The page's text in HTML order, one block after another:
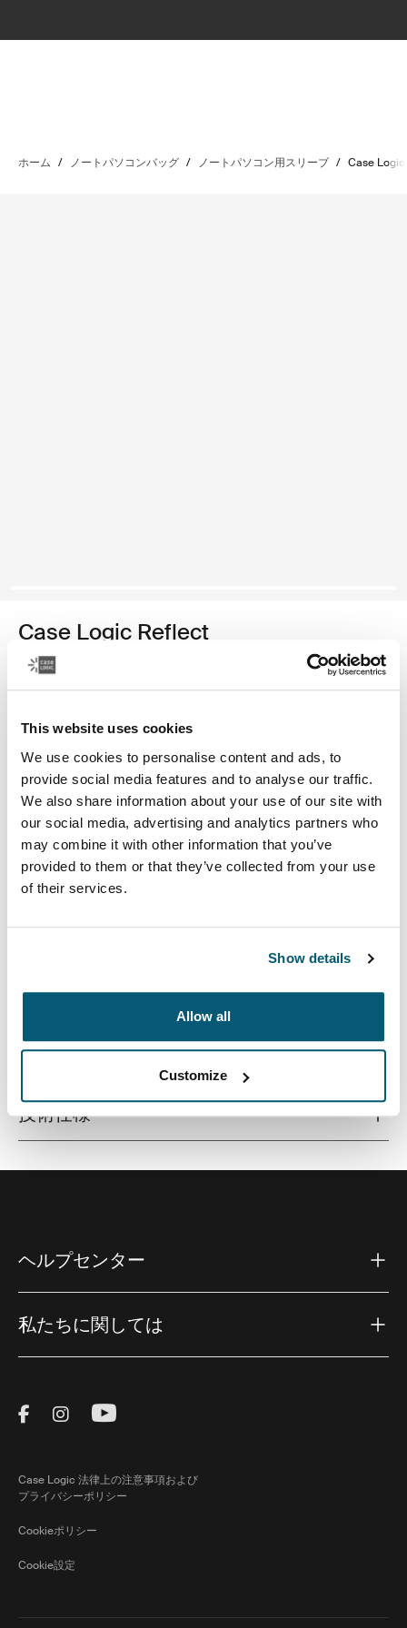
This website uses cookies
We use cookies to personalise content and ads, to
provide social media features and to analyse our traffic.
We also share information about your use of our site with
our social media, advertising and analytics partners who
may combine it with other information that you’ve
provided to them or that they’ve collected from your use
of their services.
Show details
Allow all
Customize
ホーム / ノートパソコンバッグ / ノートパソコン用スリーブ / Case
Case Logic Reflect
13" laptop sleeve
カラー
Case Logic Reflect 13" Laptop Sleeve 黒
Case Logic Reflect 13" Laptop Sleeve Dark Blue
Case Logic Reflect 13" Laptop Sleeve Court
Case Logic Reflect 13" Laptop Sleeve 緑 (selected)
発クッション素材の高品質なノートパソコン用スリー
すべての機能
技術仕様
ヘルプセンター
私たちに関しては
Visit Thule on Facebook (external link)
Visit Thule on Instagram (external link)
Visit Thule on Youtube (external
Case Logic 法律上の注意事項および
プライバシーポリシー
Cookieポリシー
Cookie設定